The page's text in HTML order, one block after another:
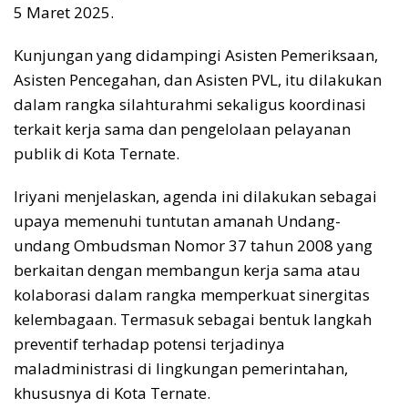
5 Maret 2025.
Kunjungan yang didampingi Asisten Pemeriksaan,
Asisten Pencegahan, dan Asisten PVL, itu dilakukan
dalam rangka silahturahmi sekaligus koordinasi
terkait kerja sama dan pengelolaan pelayanan
publik di Kota Ternate.
Iriyani menjelaskan, agenda ini dilakukan sebagai
upaya memenuhi tuntutan amanah Undang-
undang Ombudsman Nomor 37 tahun 2008 yang
berkaitan dengan membangun kerja sama atau
kolaborasi dalam rangka memperkuat sinergitas
kelembagaan. Termasuk sebagai bentuk langkah
preventif terhadap potensi terjadinya
maladministrasi di lingkungan pemerintahan,
khususnya di Kota Ternate.